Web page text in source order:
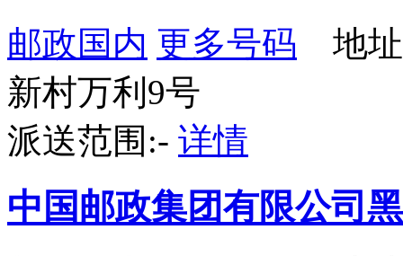
邮政国内 更多号码 地址
新村万利9号
派送范围:- 详情
中国邮政集团有限公司